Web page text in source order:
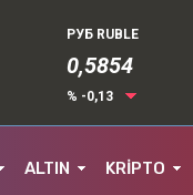
РУБ RUBLE
0,5854
% -0,13
ALTIN KRİPTO